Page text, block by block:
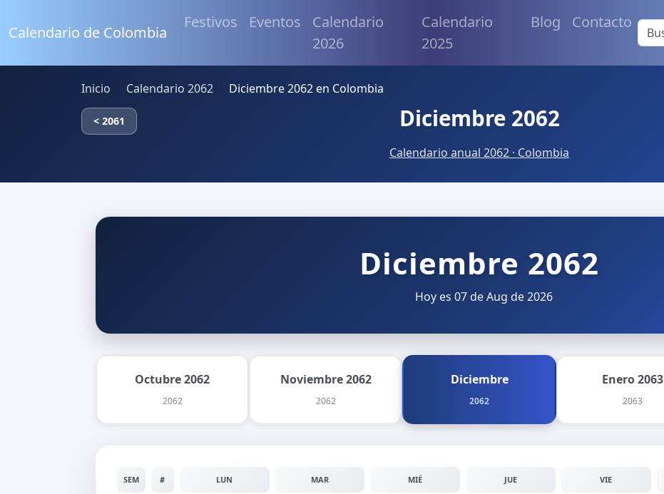
Calendario de Colombia
Festivos Eventos
Calendario
2026
Calendario
2025
Blog Contacto
Inicio Calendario 2062 Diciembre 2062 en Colombia
< 2061 Diciembre 2062
Calendario anual 2062 · Colombia
Diciembre 2062
Hoy es 07 de Aug de 2026
Octubre 2062
2062
Noviembre 2062
2062
Diciembre
2062
Enero 2063
2063
SEM # LUN MAR MIÉ JUE VIE